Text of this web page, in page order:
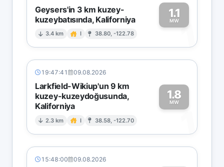
Geysers'in 3 km kuzey-
kuzeybatısında, Kaliforniya
3.4 km I 38.80, -122.78
1.1
MW1
19:47:41 09.08.2026
Larkfield-Wikiup'un 9 km
kuzey-kuzeydoğusunda,
Kaliforniya
2.3 km I 38.58, -122.70
1.8
MW
1
15:48:00 09.08.2026